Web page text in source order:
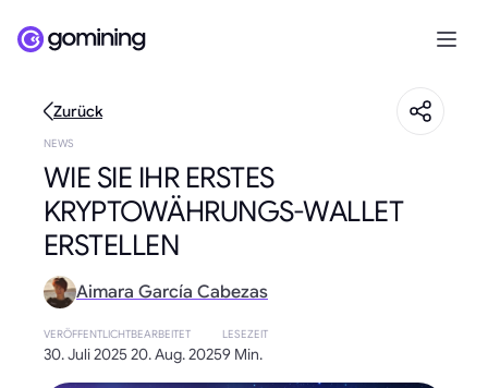
Zurück
NEWS
WIE SIE IHR ERSTES
KRYPTOWÄHRUNGS-WALLET
ERSTELLEN
Aimara García Cabezas
VERÖFFENTLICHT
30. Juli 2025
BEARBEITET
20. Aug. 2025
LESEZEIT
9 Min.